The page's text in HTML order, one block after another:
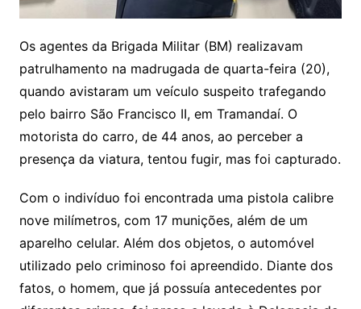
Os agentes da Brigada Militar (BM) realizavam
patrulhamento na madrugada de quarta-feira (20),
quando avistaram um veículo suspeito trafegando
pelo bairro São Francisco II, em Tramandaí. O
motorista do carro, de 44 anos, ao perceber a
presença da viatura, tentou fugir, mas foi capturado.
Com o indivíduo foi encontrada uma pistola calibre
nove milímetros, com 17 munições, além de um
aparelho celular. Além dos objetos, o automóvel
utilizado pelo criminoso foi apreendido. Diante dos
fatos, o homem, que já possuía antecedentes por